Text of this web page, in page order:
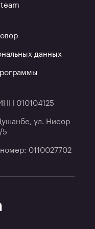
данных
010104125
ул. Нисор
5
0110027702